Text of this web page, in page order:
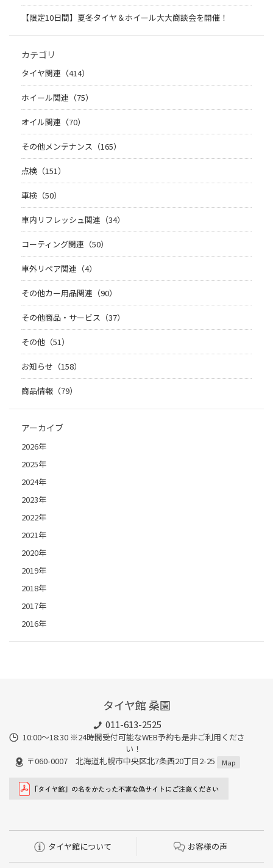
【限定10日間】夏冬タイヤ＆ホイール大大商談会を開催！
カテゴリ
タイヤ関連（414）
ホイール関連（75）
オイル関連（70）
その他メンテナンス（165）
点検（151）
車検（50）
車内リフレッシュ関連（34）
コーティング関連（50）
車外リペア関連（4）
その他カー用品関連（90）
その他商品・サービス（37）
その他（51）
お知らせ（158）
商品情報（79）
アーカイブ
2026年
2025年
2024年
2023年
2022年
2021年
2020年
2019年
2018年
2017年
2016年
タイヤ館 桑園
011-613-2525
10:00～18:30 ※24時間受付可能なWEB予約も是非ご利用くださ
い！
〒060-0007 北海道札幌市中央区北7条西20丁目2-25
Map
タイヤ館について お客様の声